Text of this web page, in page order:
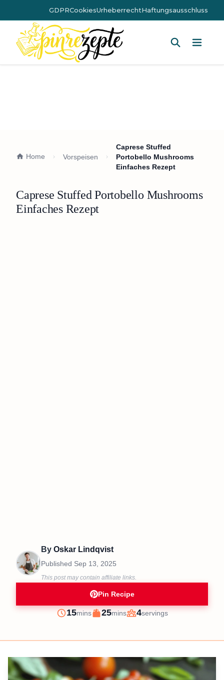
GDPRCookiesUrheberrechtHaftungsausschluss
Home Vorspeisen
Caprese Stuffed
Portobello Mushrooms
Einfaches Rezept
Caprese Stuffed Portobello Mushrooms
Einfaches Rezept
By Oskar Lindqvist
Published Sep 13, 2025
This post may contain affiliate links.
Pin Recipe
Prep
15minutes
mins
Cook
25minutes
mins
Servings
4servings